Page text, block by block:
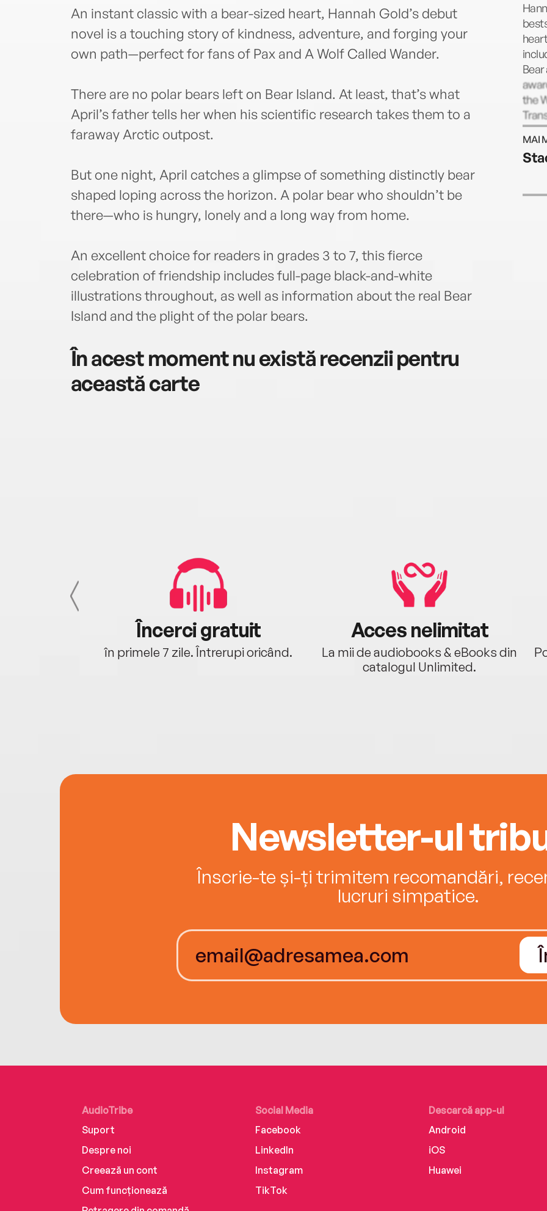
An instant classic with a bear-sized heart, Hannah Gold’s debut
novel is a touching story of kindness, adventure, and forging your
own path—perfect for fans of Pax and A Wolf Called Wander.
There are no polar bears left on Bear Island. At least, that’s what
April’s father tells her when his scientific research takes them to a
faraway Arctic outpost.
But one night, April catches a glimpse of something distinctly bear
shaped loping across the horizon. A polar bear who shouldn’t be
there—who is hungry, lonely and a long way from home.
An excellent choice for readers in grades 3 to 7, this fierce
celebration of friendship includes full-page black-and-white
illustrations throughout, as well as information about the real Bear
Island and the plight of the polar bears.
În acest moment nu există recenzii pentru
această carte
the
MAI
Încerci gratuit
în primele 7 zile. Întrerupi oricând.
Acces nelimitat
La mii de audiobooks & eBooks din
catalogul Unlimited.
Newsletter-ul
Înscrie-te și-ți trimitem recomandări,
lucruri simpatice.
AudioTribe
Suport
Despre noi
Creează un cont
Cum funcționează
Social Media
Facebook
LinkedIn
Instagram
TikTok
Descarcă app-ul
Android
iOS
Huawei